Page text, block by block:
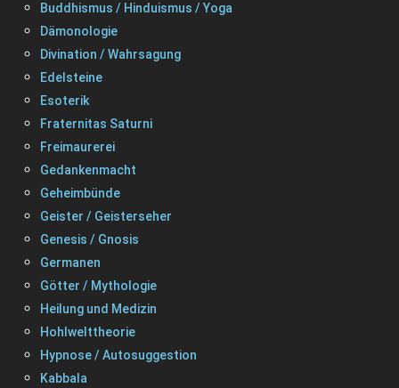
Buddhismus / Hinduismus / Yoga
Dämonologie
Divination / Wahrsagung
Edelsteine
Esoterik
Fraternitas Saturni
Freimaurerei
Gedankenmacht
Geheimbünde
Geister / Geisterseher
Genesis / Gnosis
Germanen
Götter / Mythologie
Heilung und Medizin
Hohlwelttheorie
Hypnose / Autosuggestion
Kabbala